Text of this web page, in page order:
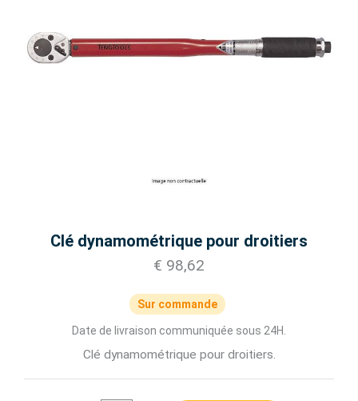
Clé dynamométrique pour droitiers
€ 98,62
Sur commande
Date de livraison communiquée sous 24H.
Clé dynamométrique pour droitiers.